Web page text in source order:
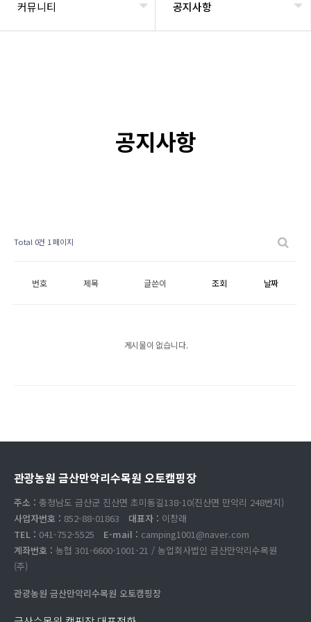
커뮤니티 공지사항
공지사항
Total 0건 1 페이지
번호 제목 글쓴이 조회 날짜
게시물이 없습니다.
관광농원 금산만악리수목원 오토캠핑장
주소 : 충청남도 금산군 진산면 초미동길138-10(진산면 만악리 248번지)
사업자번호 : 852-88-01863 대표자 : 이창래
TEL : 041-752-5525 E-mail : camping1001@naver.com
계좌번호 : 농협 301-6600-1001-21 / 농업회사법인 금산만악리수목원
(주)
관광농원 금산만악리수목원 오토캠핑장